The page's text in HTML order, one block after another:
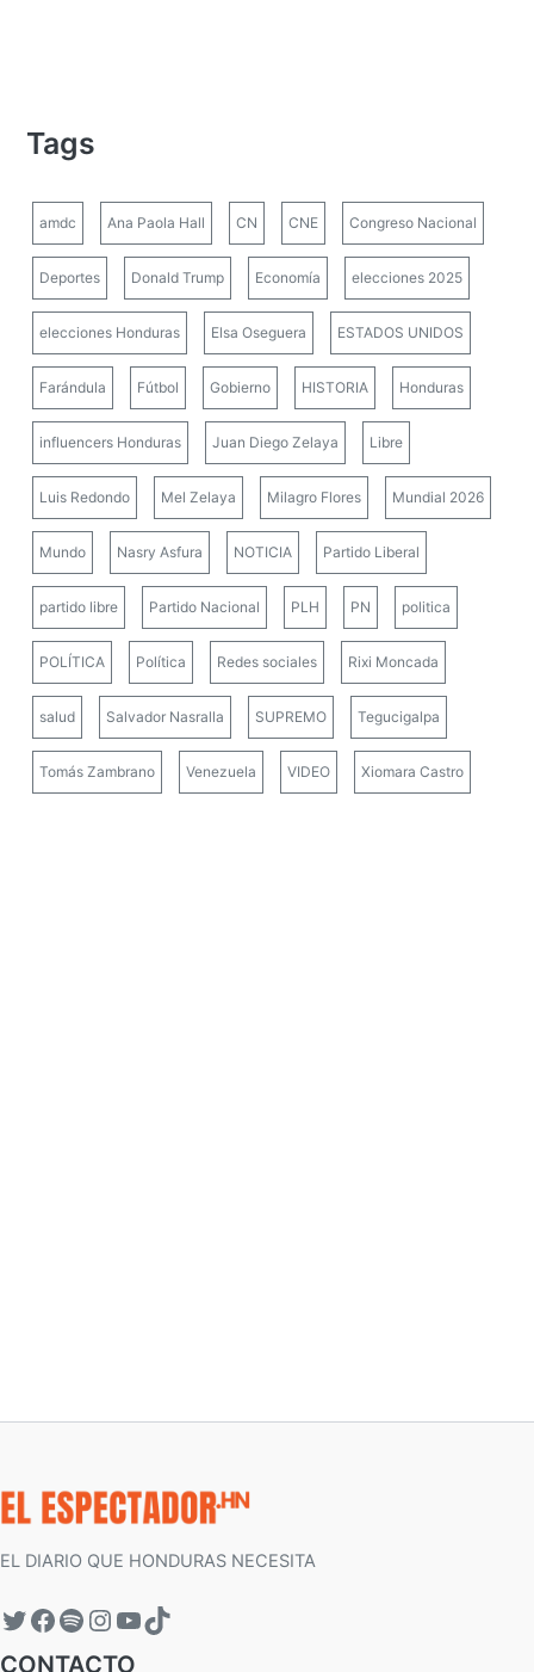
Tags
amdc Ana Paola Hall CN CNE Congreso Nacional
Deportes Donald Trump Economía elecciones 2025
elecciones Honduras Elsa Oseguera ESTADOS UNIDOS
Farándula Fútbol Gobierno HISTORIA Honduras
influencers Honduras Juan Diego Zelaya Libre
Luis Redondo Mel Zelaya Milagro Flores Mundial 2026
Mundo Nasry Asfura NOTICIA Partido Liberal
partido libre Partido Nacional PLH PN politica
POLÍTICA Política Redes sociales Rixi Moncada
salud Salvador Nasralla SUPREMO Tegucigalpa
Tomás Zambrano Venezuela VIDEO Xiomara Castro
EL DIARIO QUE HONDURAS NECESITA
CONTACTO